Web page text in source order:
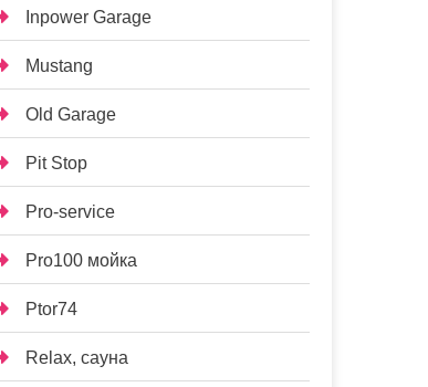
Inpower Garage
Mustang
Old Garage
Pit Stop
Pro-service
Pro100 мойка
Ptor74
Relax, сауна